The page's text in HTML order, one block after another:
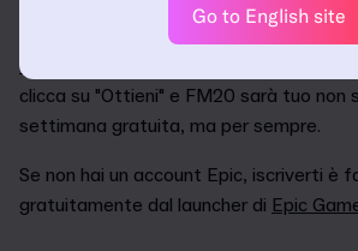
Se possiedi già un account Epic, vai al
Games
clicca su "Ottieni" e FM20 sarà tuo non
settimana gratuita, ma per sempre.
Se non hai un account Epic, iscriverti è
gratuitamente dal launcher di Epic
Go to English site